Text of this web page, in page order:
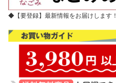
◆【要登録】最新情報をお届けします！